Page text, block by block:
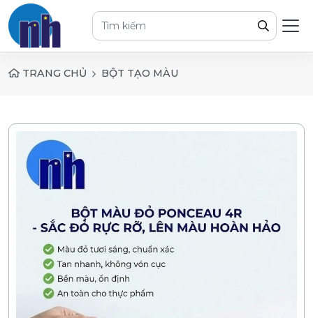
TRANG CHỦ BỘT TẠO MÀU